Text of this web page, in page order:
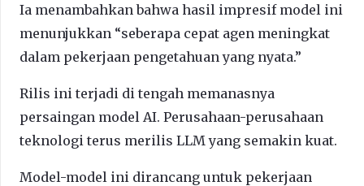
Ia menambahkan bahwa hasil impresif model ini
menunjukkan “seberapa cepat agen meningkat
dalam pekerjaan pengetahuan yang nyata.”
Rilis ini terjadi di tengah memanasnya
persaingan model AI. Perusahaan-perusahaan
teknologi terus merilis LLM yang semakin kuat.
Model-model ini dirancang untuk pekerjaan